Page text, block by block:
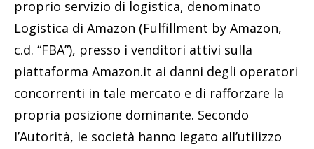
proprio servizio di logistica, denominato
Logistica di Amazon (Fulfillment by Amazon,
c.d. “FBA”), presso i venditori attivi sulla
piattaforma Amazon.it ai danni degli operatori
concorrenti in tale mercato e di rafforzare la
propria posizione dominante. Secondo
l’Autorità, le società hanno legato all’utilizzo